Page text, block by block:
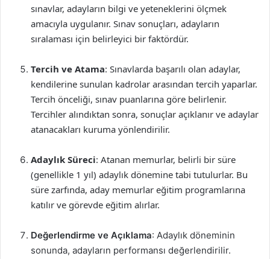
sınavlar, adayların bilgi ve yeteneklerini ölçmek
amacıyla uygulanır. Sınav sonuçları, adayların
sıralaması için belirleyici bir faktördür.
Tercih ve Atama: Sınavlarda başarılı olan adaylar,
kendilerine sunulan kadrolar arasından tercih yaparlar.
Tercih önceliği, sınav puanlarına göre belirlenir.
Tercihler alındıktan sonra, sonuçlar açıklanır ve adaylar
atanacakları kuruma yönlendirilir.
Adaylık Süreci: Atanan memurlar, belirli bir süre
(genellikle 1 yıl) adaylık dönemine tabi tutulurlar. Bu
süre zarfında, aday memurlar eğitim programlarına
katılır ve görevde eğitim alırlar.
Değerlendirme ve Açıklama: Adaylık döneminin
sonunda, adayların performansı değerlendirilir.